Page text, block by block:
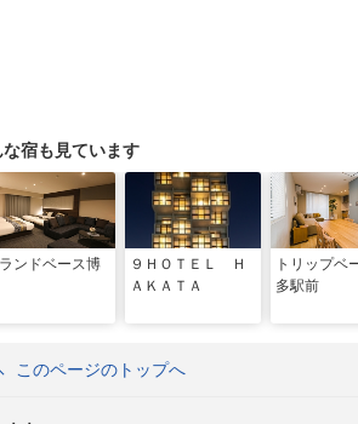
宿も見ています
ンドベース博
９ＨＯＴＥＬ Ｈ
ＡＫＡＴＡ
トリップベ
多駅前
このページのトップへ